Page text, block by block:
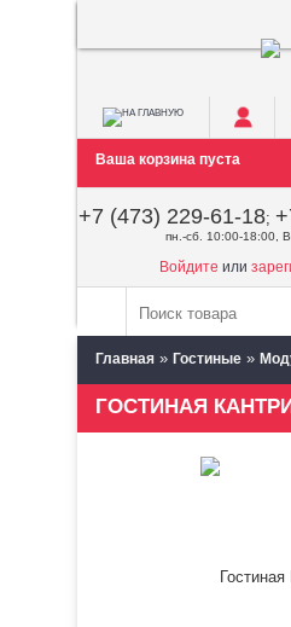
Ваша корзина пуста
+7 (473) 229-61-18;
пн.-сб. 10:00-18:00,
Войдите или
Главная » Гостиные »
ГОСТИНАЯ